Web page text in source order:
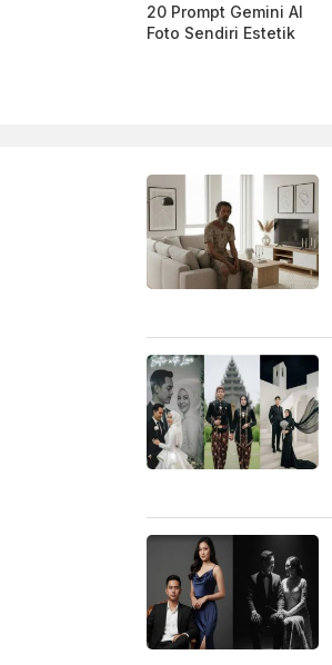
20 Prompt Gemini AI
Foto Sendiri Estetik